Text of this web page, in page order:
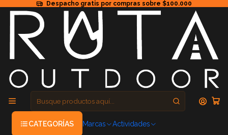
Despacho gratis por compras sobre $100.000
CATEGORÍAS Marcas Actividades